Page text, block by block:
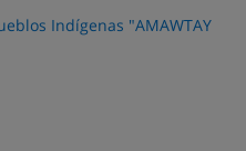
Indígenas "AMAWTAY